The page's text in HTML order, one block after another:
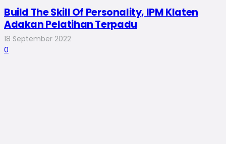
Build The Skill Of Personality, IPM Klaten
Adakan Pelatihan Terpadu
18 September 2022
0